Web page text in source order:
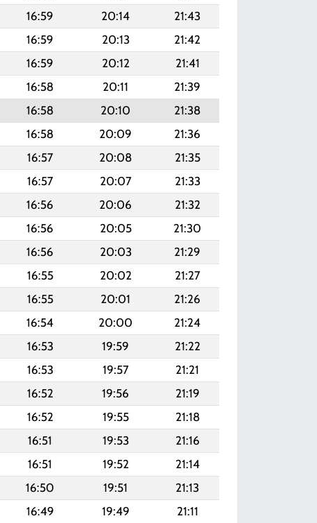
16:59 20:14
21:43
16:59 20:13
21:42
16:59 20:12
21:41
16:58 20:11
21:39
16:58 20:10
21:38
16:58 20:09
21:36
16:57 20:08
21:35
16:57 20:07
21:33
16:56 20:06
21:32
16:56 20:05
21:30
16:56 20:03
21:29
16:55 20:02
21:27
16:55 20:01
21:26
16:54 20:00
21:24
16:53 19:59
21:22
16:53 19:57
21:21
16:52 19:56
21:19
16:52 19:55
21:18
16:51 19:53
21:16
16:51 19:52
21:14
16:50 19:51
21:13
16:49 19:49 21:11